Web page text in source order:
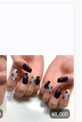
¥8,000